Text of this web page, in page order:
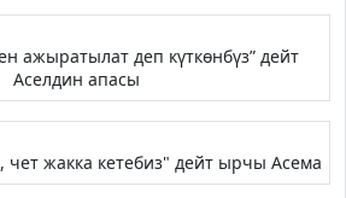
ажыратылат деп күткөнбүз” дейт
Аселдин апасы
чет жакка кетебиз" дейт ырчы Асема